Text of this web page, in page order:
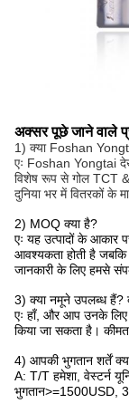
अक्सर पूछे जाने वाले
1) क्या Foshan
एः Foshan Yongtai
विशेष रूप से गोल TCT
दुनिया भर में वितरकों के
2) MOQ क्या है?
एः यह उत्पादों के आकार
आवश्यकता होती है
जानकारी के लिए हमसे
3) क्या नमूने उपलब्ध हैं?
एः हाँ, और आप उनके
किया जा सकता है।
4) आपकी भुगतान शर्तें
A: T/T हमेशा, वेस्टर्न
भुगतान>=1500USD,